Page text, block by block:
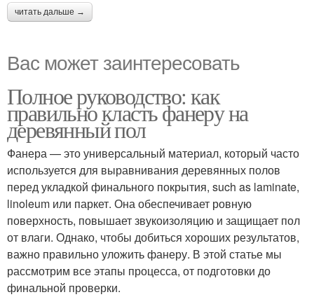
читать дальше →
Вас может заинтересовать
Полное руководство: как
правильно класть фанеру на
деревянный пол
Фанера — это универсальный материал, который часто
используется для выравнивания деревянных полов
перед укладкой финального покрытия, such as laminate,
linoleum или паркет. Она обеспечивает ровную
поверхность, повышает звукоизоляцию и защищает пол
от влаги. Однако, чтобы добиться хороших результатов,
важно правильно уложить фанеру. В этой статье мы
рассмотрим все этапы процесса, от подготовки до
финальной проверки.